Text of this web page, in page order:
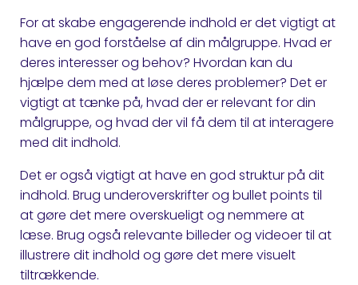
For at skabe engagerende indhold er det vigtigt at
have en god forståelse af din målgruppe. Hvad er
deres interesser og behov? Hvordan kan du
hjælpe dem med at løse deres problemer? Det er
vigtigt at tænke på, hvad der er relevant for din
målgruppe, og hvad der vil få dem til at interagere
med dit indhold.
Det er også vigtigt at have en god struktur på dit
indhold. Brug underoverskrifter og bullet points til
at gøre det mere overskueligt og nemmere at
læse. Brug også relevante billeder og videoer til at
illustrere dit indhold og gøre det mere visuelt
tiltrækkende.